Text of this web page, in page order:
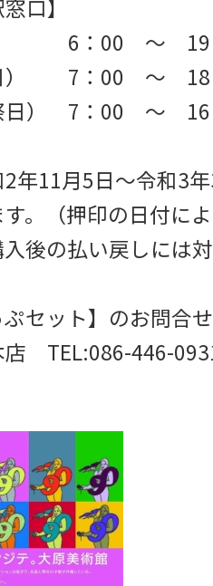
】
：00 ～ 19
7：00 ～ 18
7：00 ～ 16
11月5日～令和3年
。（押印の日付に
後の払い戻しには
ぷセット】のお問合せ
TEL:086-446-